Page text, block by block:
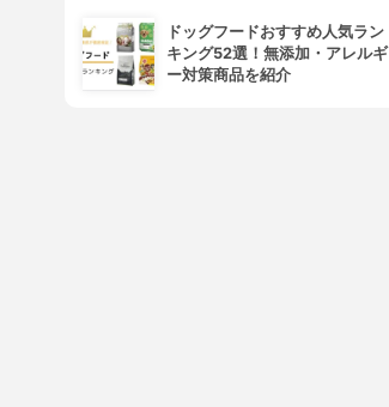
ドッグフードおすすめ人気ラン
キング52選！無添加・アレルギ
ー対策商品を紹介